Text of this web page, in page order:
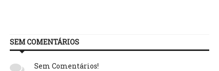
SEM COMENTÁRIOS
Sem Comentários!